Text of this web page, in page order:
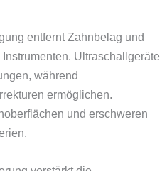
entfernt Zahnbelag und
Ultraschallgeräte
während
ermöglichen.
und erschweren